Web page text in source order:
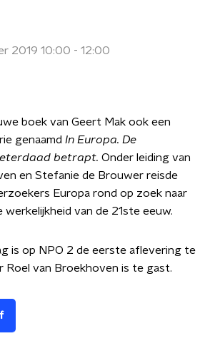
2019 10:00 - 12:00
boek van Geert Mak ook een
genaamd In Europa. De
betrapt. Onder leiding van
en Stefanie de Brouwer reisde
Europa rond op zoek naar
werkelijkheid van de 21ste eeuw.
is op NPO 2 de eerste aflevering te
Roel van Broekhoven is te gast.